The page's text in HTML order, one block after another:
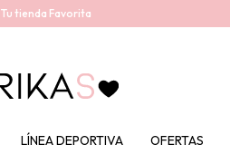
Tu tienda Favorita
LÍNEA DEPORTIVA OFERTAS